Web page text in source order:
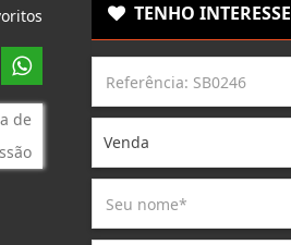
de
TENHO INTERESSE
Venda